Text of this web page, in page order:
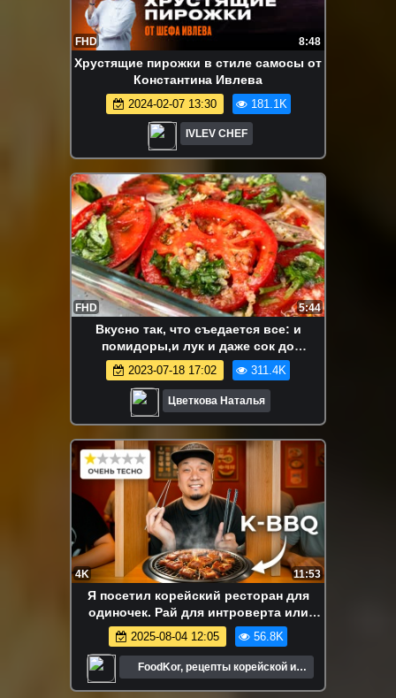
FHD 8:48
Хрустящие пирожки в стиле самосы от
Константина Ивлева
2024-02-07 13:30 181.1K
IVLEV CHEF
FHD 5:44
Вкусно так, что съедается все: и
помидоры,и лук и даже сок до
последней капли. Закуска
"Объедаловка"
2023-07-18 17:02 311.4K
Цветкова Наталья
4K 11:53
Я посетил корейский ресторан для
одиночек. Рай для интроверта или
странный опыт?
2025-08-04 12:05 56.8K
FoodKor, рецепты корейской и
паназиатской кухни